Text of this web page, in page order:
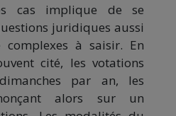
cas implique de se
juridiques aussi
complexes à saisir. En
cité, les votations
par an, les
alors sur un